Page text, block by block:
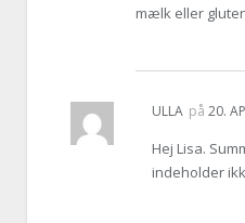
mælk eller
ULLA på 20.
Hej Lisa.
indeholder